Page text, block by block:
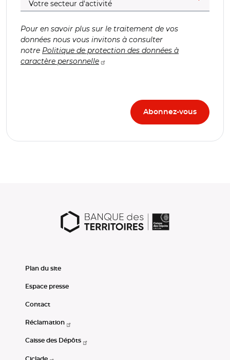
Pour en savoir plus sur le traitement de vos
données nous vous invitons à consulter
notre Politique de protection des données à
caractère personnelle
Plan du site
Espace presse
Contact
Réclamation
Caisse des Dépôts
Ciclade